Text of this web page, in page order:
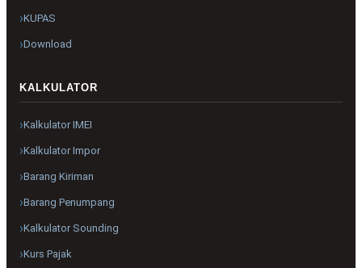
KUPAS
Download
KALKULATOR
Kalkulator IMEI
Kalkulator Impor
Barang Kiriman
Barang Penumpang
Kalkulator Sounding
Kurs Pajak